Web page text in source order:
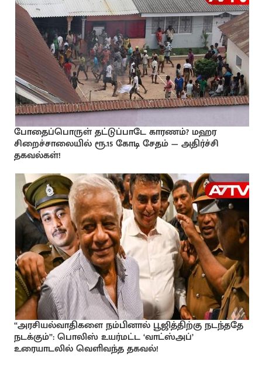
போதைப்பொருள் தட்டுப்பாடே காரணம்? மஹர
சிறைச்சாலையில் ரூ.15 கோடி சேதம் — அதிர்ச்சி
தகவல்கள்!
“அரசியல்வாதிகளை நம்பினால் பூஜித்திற்கு நடந்ததே
நடக்கும்”: பொலிஸ் உயர்மட்ட ‘வாட்ஸ்அப்’
உரையாடலில் வெளிவந்த தகவல்!